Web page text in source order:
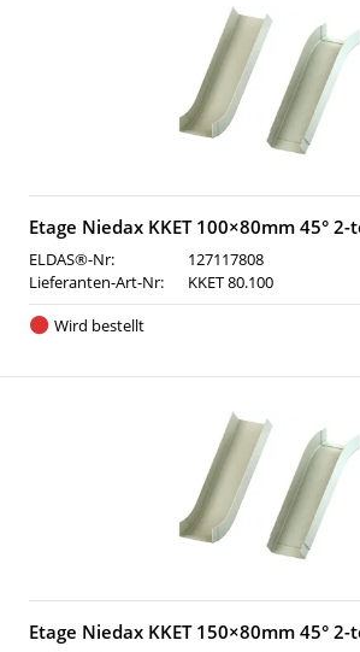
Etage Niedax KKET 100×80mm 45° 2-
ELDAS®-Nr:
127117808
Lieferanten-Art-Nr:
KKET 80.100
Wird bestellt
Etage Niedax KKET 150×80mm 45° 2-